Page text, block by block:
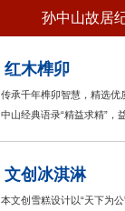
孙中山故居
红木榫卯
传承千年榫卯智慧，精选优
中山经典语录“精益求精”，
文创冰淇淋
本文创雪糕设计以“天下为公